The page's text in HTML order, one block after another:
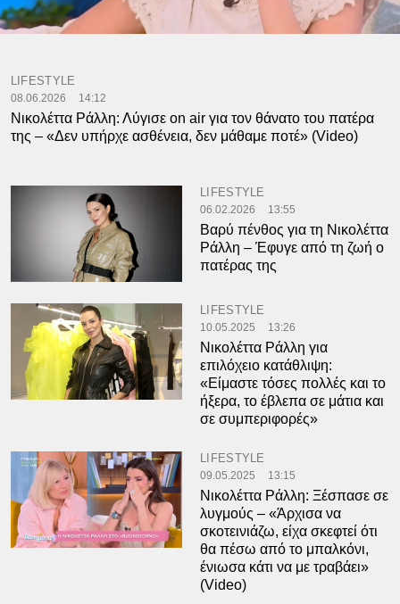
LIFESTYLE
08.06.2026 14:12
Νικολέττα Ράλλη: Λύγισε on air για τον θάνατο του πατέρα
της – «Δεν υπήρχε ασθένεια, δεν μάθαμε ποτέ» (Video)
LIFESTYLE
06.02.2026 13:55
Βαρύ πένθος για τη Νικολέττα
Ράλλη – Έφυγε από τη ζωή ο
πατέρας της
LIFESTYLE
10.05.2025 13:26
Νικολέττα Ράλλη για
επιλόχειο κατάθλιψη:
«Είμαστε τόσες πολλές και το
ήξερα, το έβλεπα σε μάτια και
σε συμπεριφορές»
LIFESTYLE
09.05.2025 13:15
Νικολέττα Ράλλη: Ξέσπασε σε
λυγμούς – «Άρχισα να
σκοτεινιάζω, είχα σκεφτεί ότι
θα πέσω από το μπαλκόνι,
ένιωσα κάτι να με τραβάει»
(Video)